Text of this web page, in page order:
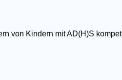
von Kindern mit AD(H)S